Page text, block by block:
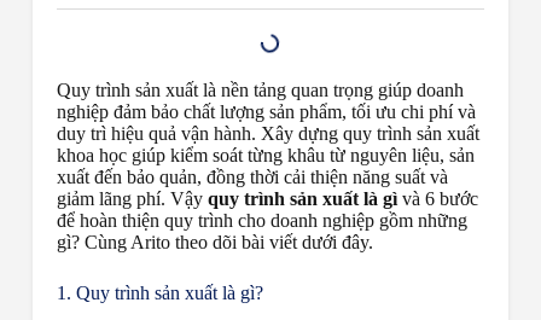
Quy trình sản xuất là nền tảng quan trọng giúp doanh
nghiệp đảm bảo chất lượng sản phẩm, tối ưu chi phí và
duy trì hiệu quả vận hành. Xây dựng quy trình sản xuất
khoa học giúp kiểm soát từng khâu từ nguyên liệu, sản
xuất đến bảo quản, đồng thời cải thiện năng suất và
giảm lãng phí. Vậy quy trình sản xuất là gìvà 6 bước
để hoàn thiện quy trình cho doanh nghiệp gồm những
gì? Cùng Arito theo dõi bài viết dưới đây.
1. Quy trình sản xuất là gì?